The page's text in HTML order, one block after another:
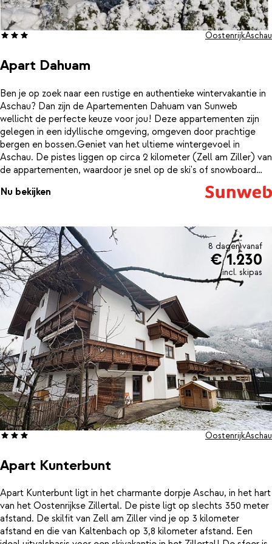
Apart Dahuam
OostenrijkAschau
Ben je op zoek naar een rustige en authentieke wintervakantie in
Aschau? Dan zijn de Apartementen Dahuam van Sunweb
wellicht de perfecte keuze voor jou! Deze appartementen zijn
gelegen in een idyllische omgeving, omgeven door prachtige
bergen en bossen.Geniet van het ultieme wintergevoel in
Aschau. De pistes liggen op circa 2 kilometer (Zell am Ziller) van
de appartementen, waardoor je snel op de ski's of snowboard
eigen appartement.
Nu bekijken
8 dagen vanaf
€ 1.230
incl. skipas
Apart Kunterbunt
OostenrijkAschau
Apart Kunterbunt ligt in het charmante dorpje Aschau, in het hart
van het Oostenrijkse Zillertal. De piste ligt op slechts 350 meter
afstand. De skilfit van Zell am Ziller vind je op 3 kilometer
afstand en die van Kaltenbach op 3,8 kilometer afstand. Een